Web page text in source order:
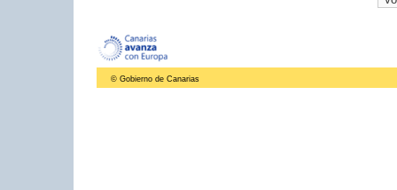
© Gobierno de Canarias